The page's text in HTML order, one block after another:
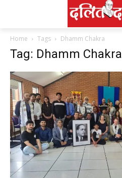
Home Tags Dhamm Chakra
Tag: Dhamm Chakra